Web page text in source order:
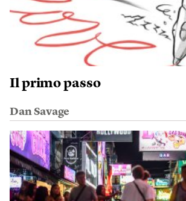
Il primo passo
Dan Savage